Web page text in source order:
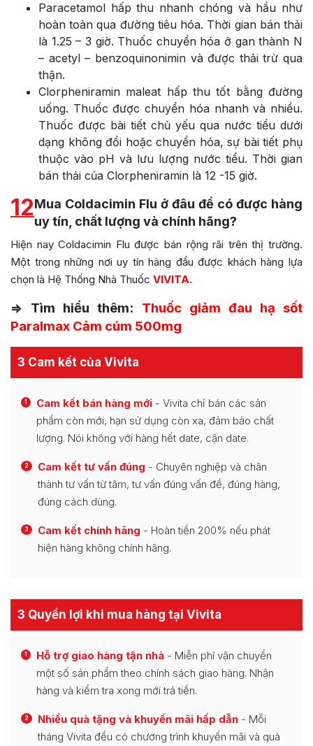
Paracetamol hấp thu nhanh chóng và hầu như
hoàn toàn qua đường tiêu hóa. Thời gian bán thải
là 1.25 – 3 giờ. Thuốc chuyển hóa ở gan thành N
– acetyl – benzoquinonimin và được thải trừ qua
thận.
Clorpheniramin maleat hấp thu tốt bằng đường
uống. Thuốc được chuyển hóa nhanh và nhiều.
Thuốc được bài tiết chủ yếu qua nước tiểu dưới
dạng không đổi hoặc chuyển hóa, sự bài tiết phụ
thuộc vào pH và lưu lượng nước tiểu. Thời gian
bán thải của Clorpheniramin là 12 -15 giờ.
12Mua Coldacimin Flu ở đâu để có được hàng
uy tín, chất lượng và chính hãng?
Hiện nay Coldacimin Flu được bán rộng rãi trên thị trường.
Một trong những nơi uy tín hàng đầu được khách hàng lựa
chọn là Hệ Thống Nhà Thuốc VIVITA.
=> Tìm hiểu thêm: Thuốc giảm đau hạ sốt
Paralmax Cảm cúm 500mg
3 Cam kết của Vivita
1 Cam kết bán hàng mới - Vivita chỉ bán các sản
phẩm còn mới, hạn sử dụng còn xa, đảm bảo chất
lượng. Nói không với hàng hết date, cận date.
2 Cam kết tư vấn đúng - Chuyên nghiệp và chân
thành tư vấn từ tâm, tư vấn đúng vấn đề, đúng hàng,
đúng cách dùng.
3 Cam kết chính hãng - Hoàn tiền 200% nếu phát
hiện hàng không chính hãng.
3 Quyền lợi khi mua hàng tại Vivita
1 Hỗ trợ giao hàng tận nhà - Miễn phí vận chuyển
một số sản phẩm theo chính sách giao hàng. Nhận
hàng và kiểm tra xong mới trả tiền.
2 Nhiều quà tặng và khuyến mãi hấp dẫn - Mỗi
tháng Vivita đều có chương trình khuyến mãi và quà